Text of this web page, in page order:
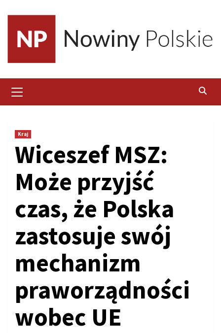
content
Menu
Kraj
Wiceszef MSZ:
Może przyjść
czas, że Polska
zastosuje swój
mechanizm
praworządności
wobec UE